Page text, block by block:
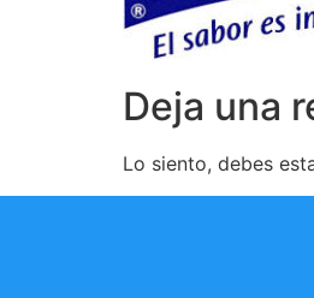
Deja una
Lo siento, debes